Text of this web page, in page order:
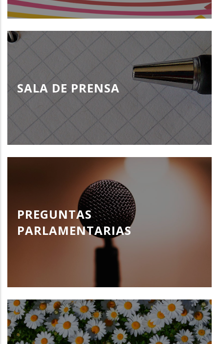
SALA DE PRENSA
PREGUNTAS
PARLAMENTARIAS